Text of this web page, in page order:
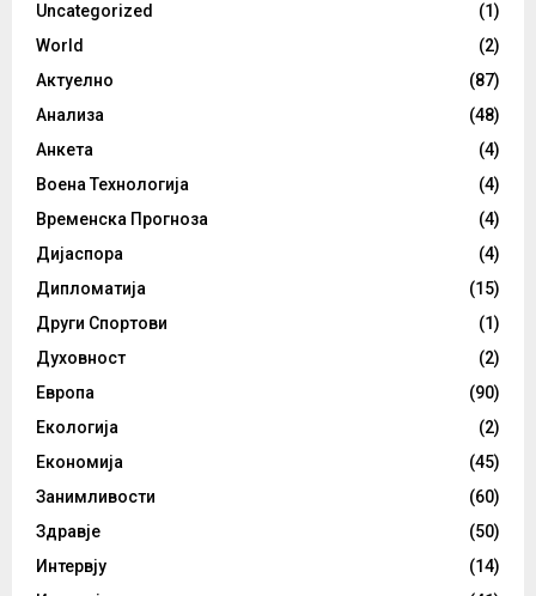
Uncategorized
(1)
World
(2)
Актуелно
(87)
Анализа
(48)
Анкета
(4)
Воена Технологија
(4)
Временска Прогноза
(4)
Дијаспора
(4)
Дипломатија
(15)
Други Спортови
(1)
Духовност
(2)
Европа
(90)
Екологија
(2)
Економија
(45)
Занимливости
(60)
Здравје
(50)
Интервју
(14)